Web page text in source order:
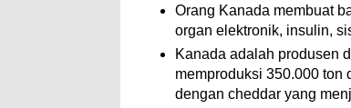
Orang Kanada membuat
organ elektronik, insulin,
Kanada adalah produsen
memproduksi 350.000 ton
dengan cheddar yang